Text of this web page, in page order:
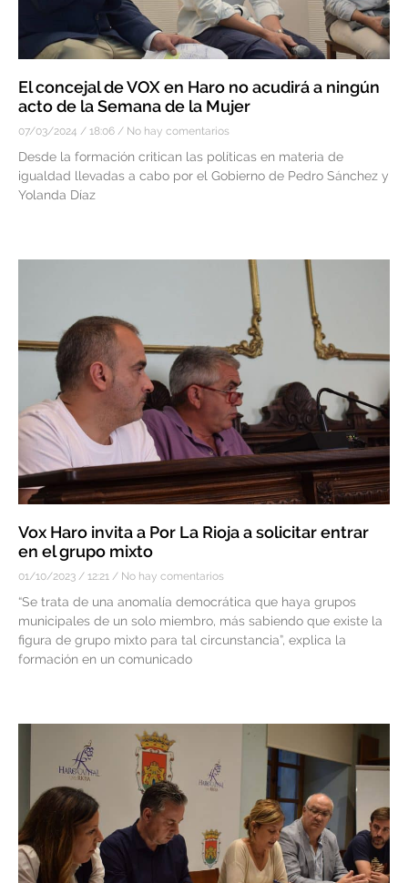
El concejal de VOX en Haro no acudirá a ningún
acto de la Semana de la Mujer
07/03/2024 18:06 No hay comentarios
Desde la formación critican las políticas en materia de
igualdad llevadas a cabo por el Gobierno de Pedro Sánchez y
Yolanda Díaz
Vox Haro invita a Por La Rioja a solicitar entrar
en el grupo mixto
01/10/2023 12:21 No hay comentarios
“Se trata de una anomalía democrática que haya grupos
municipales de un solo miembro, más sabiendo que existe la
figura de grupo mixto para tal circunstancia”, explica la
formación en un comunicado